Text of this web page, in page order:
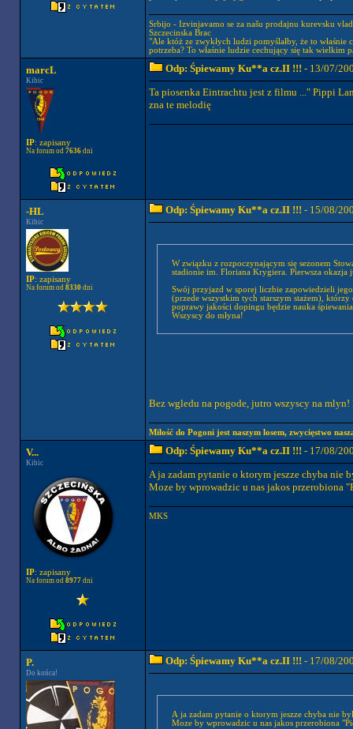
Srbijo - Izvinjavamo se za našu prodajnu kurevsku
Szczecinska Brac
"Ale któż ze zwykłych ludzi pomyślałby, że to
potrzeba? To właśnie ludzie cechujący się tak
marcL
Kibic
IP: zapisany
Na forum od 7636dni
Odp: Śpiewamy Ku**a cz.II !!! - 13/07/
Ta piosenka Eintrachtu jest z filmu ..." Pippi
zna te melodię
-HL
Kibic
IP: zapisany
Na forum od 8330dni
Odp: Śpiewamy Ku**a cz.II !!! - 15/08/
W związku z rozpoczynającym się sezonem
stadionie im. Floriana Krygiera. Pierwsza okazja
Swój przyjazd w sporej liczbie zapowiedzieli
(przede wszystkim tych starszym stażem),
poprawy jakości dopingu będzie nauka
Wszyscy do młyna!
Bez wgledu na pogode, jutro wszyscy na
Miłość do Pogoni jest naszym losem, zwycięstwo
V...
Kibic
IP: zapisany
Na forum od 8977dni
Odp: Śpiewamy Ku**a cz.II !!! - 17/08/
A ja zadam pytanie o ktorym jeszze chyba nie
Moze by wprowadzic u nas jakos przerobiona
MKS
P.
Do końca!
Odp: Śpiewamy Ku**a cz.II !!! - 17/08/
A ja zadam pytanie o ktorym jeszze chyba nie
Moze by wprowadzic u nas jakos przerobiona